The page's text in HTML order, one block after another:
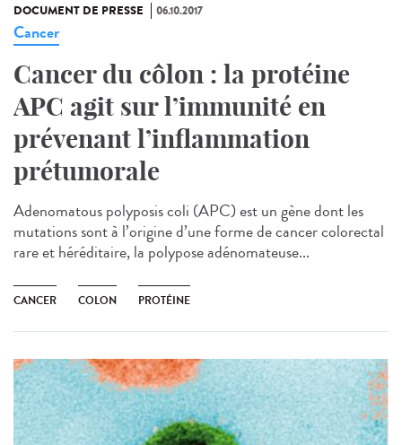
DOCUMENT DE PRESSE 06.10.2017
Cancer
Cancer du côlon : la protéine
APC agit sur l’immunité en
prévenant l’inflammation
prétumorale
Adenomatous polyposis coli (APC) est un gène dont les
mutations sont à l’origine d’une forme de cancer colorectal
rare et héréditaire, la polypose adénomateuse...
CANCER COLON PROTÉINE